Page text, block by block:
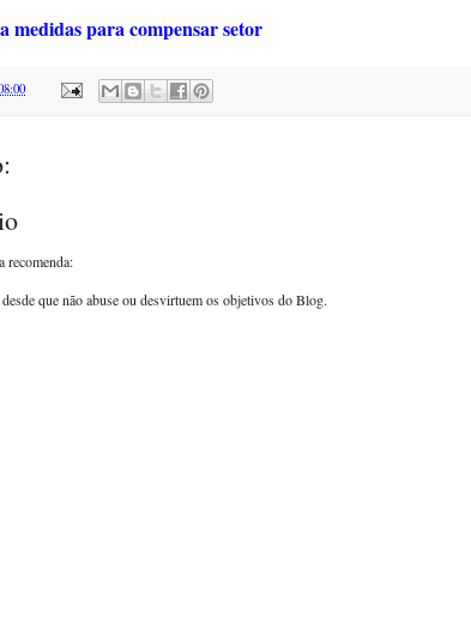
medidas para compensar setor
recomenda:
que não abuse ou desvirtuem os objetivos do Blog.